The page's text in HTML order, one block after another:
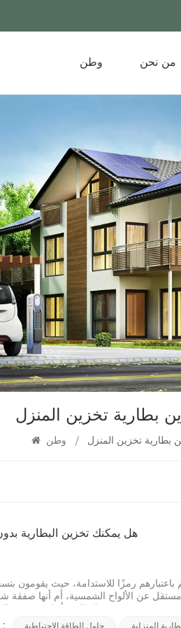
وطن من نحن
بطارية تخزين المنزل
وطن / بطارية تخزين المنزل
هل يمكنك تخزين البطارية
عن الألواح الشمسية، أم أنها صفقة
تواجه الطاقة المتجددة: التقطع. على
العلامات الساخنة : حلول الطاقة الاحتياطية المنزلية